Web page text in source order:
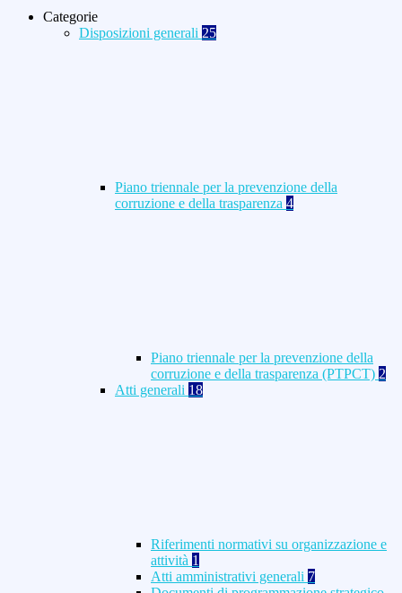
Categorie
Disposizioni generali 25
Piano triennale per la prevenzione della
corruzione e della trasparenza 4
Piano triennale per la prevenzione della
corruzione e della trasparenza (PTPCT) 2
Atti generali 18
Riferimenti normativi su organizzazione e
attività 1
Atti amministrativi generali 7